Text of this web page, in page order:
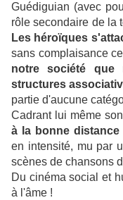
Guédiguian (avec
rôle secondaire de la
Les héroïques
sans complaisance
notre société que
structures
partie d'aucune
Cadrant lui même
à la bonne
en intensité, mu par
scènes de chansons
Du cinéma social et
à l'âme !